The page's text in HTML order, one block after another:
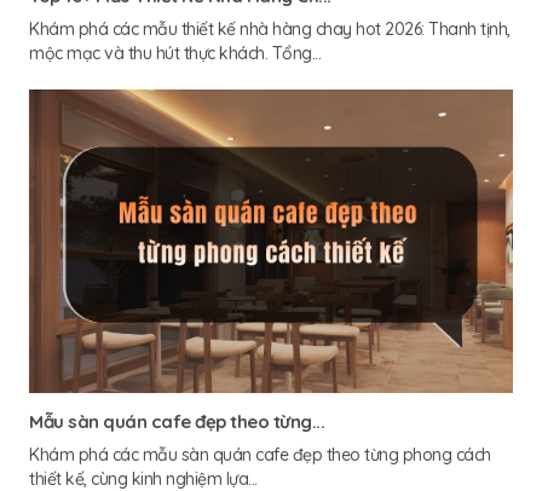
Khám phá các mẫu thiết kế nhà hàng chay hot 2026: Thanh tịnh,
mộc mạc và thu hút thực khách. Tổng...
Mẫu sàn quán cafe đẹp theo từng...
Khám phá các mẫu sàn quán cafe đẹp theo từng phong cách
thiết kế, cùng kinh nghiệm lựa...